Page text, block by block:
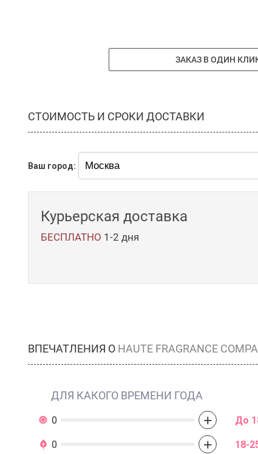
ЗАКАЗ В ОДИН
СТОИМОСТЬ И СРОКИ ДОСТАВКИ
Ваш город:
Курьерская доставка
БЕСПЛАТНО 1-2 дня
ВПЕЧАТЛЕНИЯ О HAUTE FRAGRANCE
ДЛЯ КАКОГО ВРЕМЕНИ ГОДА
0 +
0 +
До
18-